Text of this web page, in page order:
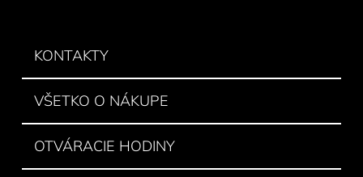
KONTAKTY
VŠETKO O NÁKUPE
OTVÁRACIE HODINY